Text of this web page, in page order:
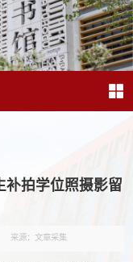
补拍学位照摄影留
来源：文章采集